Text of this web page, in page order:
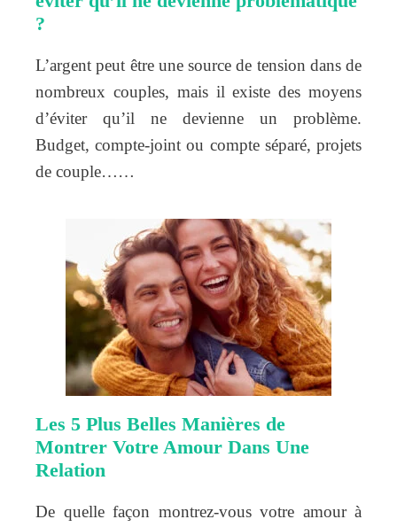
?
L’argent peut être une source de tension dans de
nombreux couples, mais il existe des moyens
d’éviter qu’il ne devienne un problème.
Budget, compte-joint ou compte séparé, projets
de couple……
Les 5 Plus Belles Manières de
Montrer Votre Amour Dans Une
Relation
De quelle façon montrez-vous votre amour à